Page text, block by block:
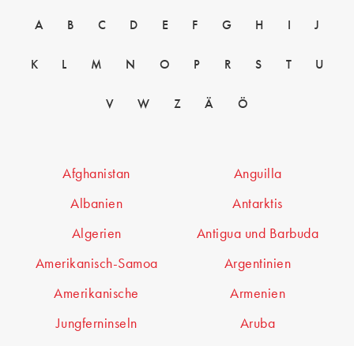
A B C D E F G H J
K L M N O P R S T U
V W Z Ä Ö
Afghanistan
Albanien
Algerien
Amerikanisch-Samoa
Amerikanische
Jungferninseln
Anguilla
Antarktis
Antigua und Barbuda
Argentinien
Armenien
Aruba